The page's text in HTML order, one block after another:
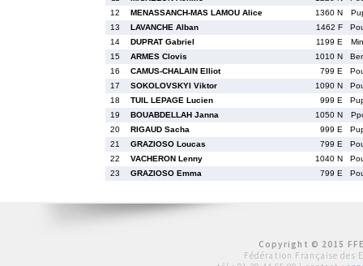
12
MENASSANCH-MAS LAMOU Alice 1360 N
13
LAVANCHE Alban 1462 F
14
DUPRAT Gabriel 1199 E
15
ARMES Clovis 1010 N
16
CAMUS-CHALAIN Elliot 799 E
17
SOKOLOVSKYI Viktor 1090 N
18
TUIL LEPAGE Lucien 999 E
19
BOUABDELLAH Janna 1050 N
20
RIGAUD Sacha 999 E
21
GRAZIOSO Loucas 799 E
22
VACHERON Lenny 1040 N
23
GRAZIOSO Emma 799 E
Copyright © 2015
Fédération Française des